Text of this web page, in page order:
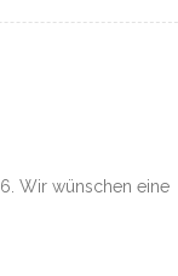
Wir wünschen eine